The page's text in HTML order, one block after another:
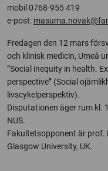
mobil 0768-955 419
e-post:
Fredagen den 12 mars
och klinisk medicin, Umeå
”Social inequity in health.
perspective” (Social
livscykelperspektiv).
Disputationen äger rum kl.
NUS.
Fakultetsopponent är prof.
Glasgow University, UK.